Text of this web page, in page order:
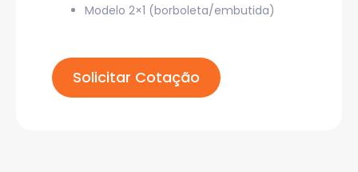
Modelo 2×1 (borboleta/embutida)
Solicitar Cotação